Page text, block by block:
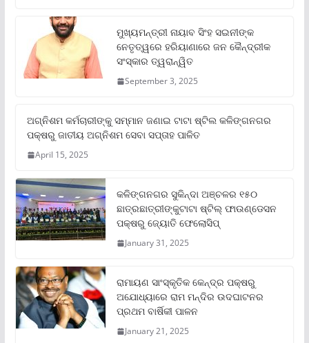
ମୁଖ୍ୟମନ୍ତ୍ରୀ ନାୟାବ ସିଂହ ସଇନୀଙ୍କ
ନେତୃତ୍ୱରେ ହରିୟାଣାରେ ଜନ କୈନ୍ଦ୍ରୀକ
ସଂସ୍କାର ତ୍ୱରାନ୍ୱିତ
September 3, 2025
ଅଗ୍ନିଶମ କର୍ମଚାରୀଙ୍କୁ ସମ୍ମାନ ଜଣାଇ ଟାଟା ଷ୍ଟିଲ କଳିଙ୍ଗନଗର
ପକ୍ଷରୁ ଜାତୀୟ ଅଗ୍ନିଶମ ସେବା ସପ୍ତାହ ପାଳିତ
April 15, 2025
କଳିଙ୍ଗନଗର ସୁକିନ୍ଦା ଅଞ୍ଚଳର ୧୫୦
ଛାତ୍ରଛାତ୍ରୀଙ୍କୁଟାଟା ଷ୍ଟିଲ୍ ଫାଉଣ୍ଡେସନ
ପକ୍ଷରୁ ଜ୍ୟୋତି ଫେଲୋସିପ୍‌
January 31, 2025
ରାମାୟଣ ସାଂସ୍କୃତିକ କେନ୍ଦ୍ର ପକ୍ଷରୁ
ଅଯୋଧ୍ୟାରେ ରାମ ମନ୍ଦିର ଉଦଘାଟନର
ପ୍ରଥମ ବାର୍ଷିକୀ ପାଳନ
January 21, 2025